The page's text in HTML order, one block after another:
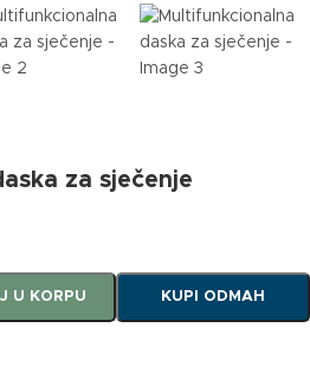
za sječenje
U KORPU KUPI ODMAH